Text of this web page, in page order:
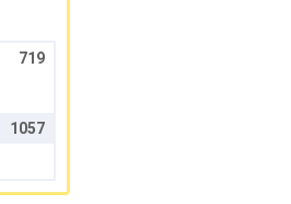
719
1057